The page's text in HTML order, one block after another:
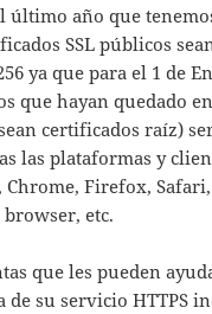
último año que
SSL públicos sean
ya que para el 1 de
que hayan quedado
certificados raíz)
las plataformas y
Chrome, Firefox,
etc.
que les pueden
su servicio HTTPS